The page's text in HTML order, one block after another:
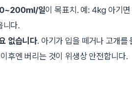
일이 목표치. 예: 4kg 아기
다.
없습니다. 아기가 입을 떼거나 고개를
후엔 버리는 것이 위생상 안전합니다.